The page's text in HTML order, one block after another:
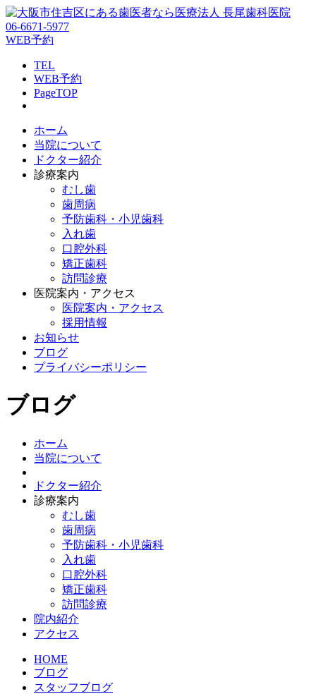
06-6671-5977
WEB予約
TEL
WEB予約
PageTOP
ホーム
当院について
ドクター紹介
診療案内
むし歯
歯周病
予防歯科・小児歯科
入れ歯
口腔外科
矯正歯科
訪問診療
医院案内・アクセス
医院案内・アクセス
採用情報
お知らせ
ブログ
プライバシーポリシー
ブログ
ホーム
当院について
ドクター紹介
診療案内
むし歯
歯周病
予防歯科・小児歯科
入れ歯
口腔外科
矯正歯科
訪問診療
院内紹介
アクセス
HOME
ブログ
スタッフブログ